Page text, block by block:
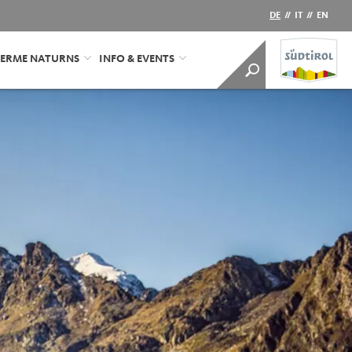
DE // IT // EN
NATURNS INFO & EVENTS